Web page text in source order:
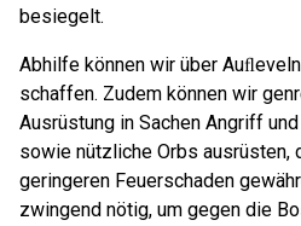
besiegelt.
Abhilfe können wir über
schaffen. Zudem können wir
Ausrüstung in Sachen Angriff
sowie nützliche Orbs ausrüsten,
geringeren Feuerschaden
zwingend nötig, um gegen die